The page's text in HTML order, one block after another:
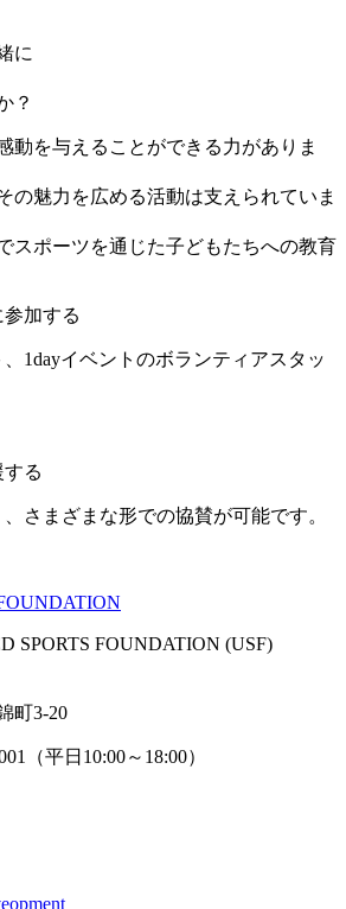
に
？
動を与えることができる力がありま
の魅力を広める活動は支えられていま
スポーツを通じた子どもたちへの教育
加する
1dayイベントのボランティアスタッ
る
さまざまな形での協賛が可能です。
SPORTS FOUNDATION (USF)
町3-20
（平日10:00～18:00）